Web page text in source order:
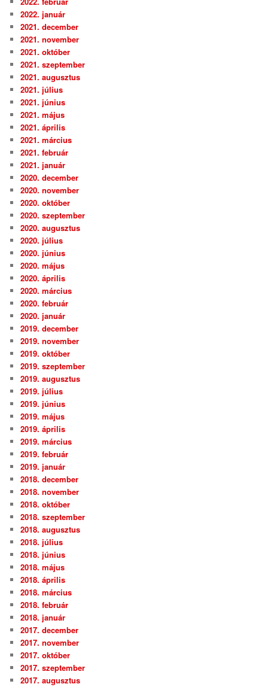
2022. január
2021. december
2021. november
2021. október
2021. szeptember
2021. augusztus
2021. július
2021. június
2021. május
2021. április
2021. március
2021. február
2021. január
2020. december
2020. november
2020. október
2020. szeptember
2020. augusztus
2020. július
2020. június
2020. május
2020. április
2020. március
2020. február
2020. január
2019. december
2019. november
2019. október
2019. szeptember
2019. augusztus
2019. július
2019. június
2019. május
2019. április
2019. március
2019. február
2019. január
2018. december
2018. november
2018. október
2018. szeptember
2018. augusztus
2018. július
2018. június
2018. május
2018. április
2018. március
2018. február
2018. január
2017. december
2017. november
2017. október
2017. szeptember
2017. augusztus